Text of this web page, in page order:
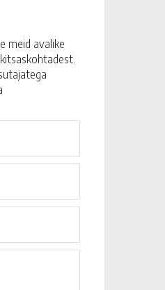
meid avalike